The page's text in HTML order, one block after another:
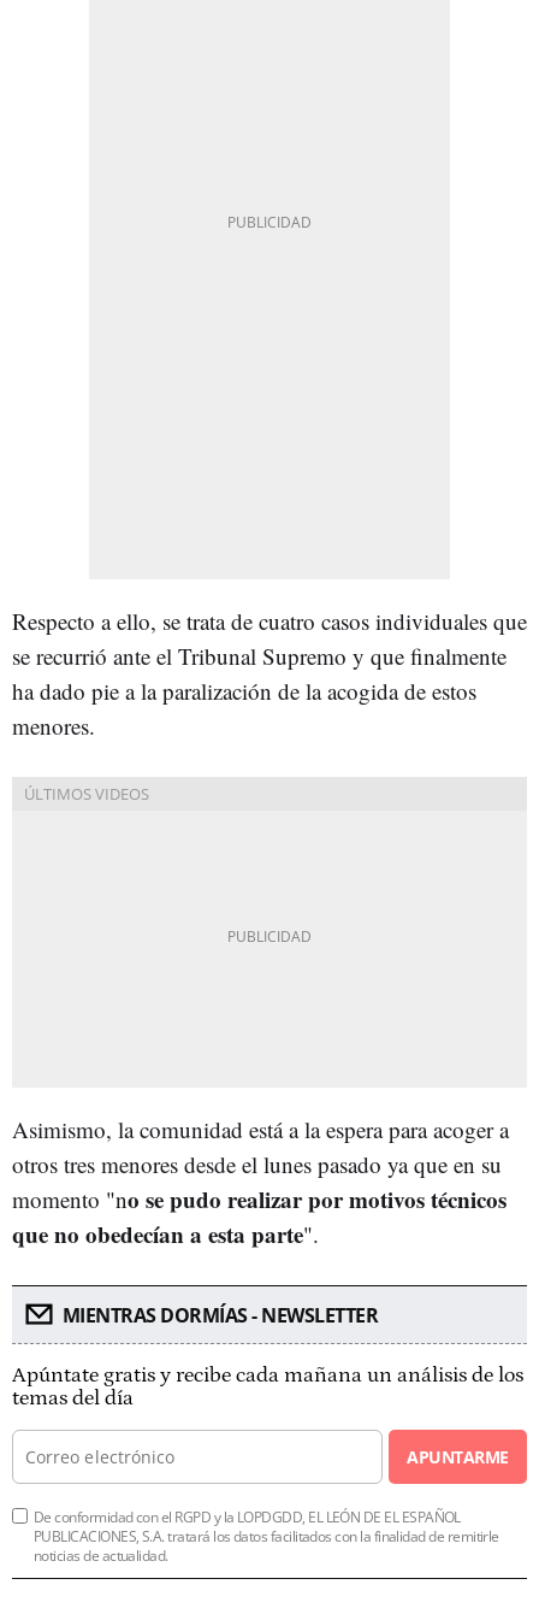
Respecto a ello, se trata de cuatro casos individuales que
se recurrió ante el Tribunal Supremo y que finalmente
ha dado pie a la paralización de la acogida de estos
menores.
Asimismo, la comunidad está a la espera para acoger a
otros tres menores desde el lunes pasado ya que en su
momento "no se pudo realizar por motivos técnicos
que no obedecían a esta parte".
MIENTRAS DORMÍAS - NEWSLETTER
Apúntate gratis y recibe cada mañana un análisis de los
temas del día
APUNTARME
De conformidad con el RGPD y la LOPDGDD, EL LEÓN DE EL ESPAÑOL
PUBLICACIONES, S.A. tratará los datos facilitados con la finalidad de remitirle
noticias de actualidad.